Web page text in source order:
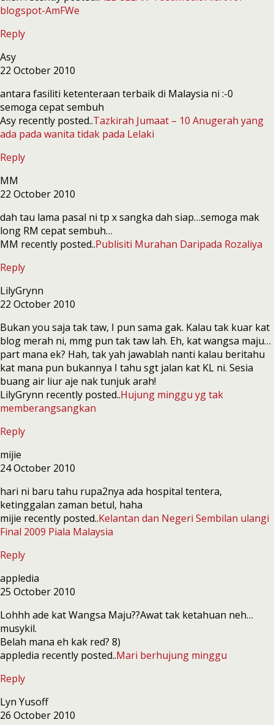
blogspot-AmFWe
Reply
Asy
22 October 2010
antara fasiliti ketenteraan terbaik di Malaysia ni :-0
semoga cepat sembuh
Asy recently posted..Tazkirah Jumaat – 10 Anugerah yang
ada pada wanita tidak pada Lelaki
Reply
MM
22 October 2010
dah tau lama pasal ni tp x sangka dah siap…semoga mak
long RM cepat sembuh…
MM recently posted..Publisiti Murahan Daripada Rozaliya
Reply
LilyGrynn
22 October 2010
Bukan you saja tak taw, I pun sama gak. Kalau tak kuar kat
blog merah ni, mmg pun tak taw lah. Eh, kat wangsa maju…
part mana ek? Hah, tak yah jawablah nanti kalau beritahu
kat mana pun bukannya I tahu sgt jalan kat KL ni. Sesia
buang air liur aje nak tunjuk arah!
LilyGrynn recently posted..Hujung minggu yg tak
memberangsangkan
Reply
mijie
24 October 2010
hari ni baru tahu rupa2nya ada hospital tentera,
ketinggalan zaman betul, haha
mijie recently posted..Kelantan dan Negeri Sembilan ulangi
Final 2009 Piala Malaysia
Reply
appledia
25 October 2010
Lohhh ade kat Wangsa Maju??Awat tak ketahuan neh…
musykil.
Belah mana eh kak red? 8)
appledia recently posted..Mari berhujung minggu
Reply
Lyn Yusoff
26 October 2010